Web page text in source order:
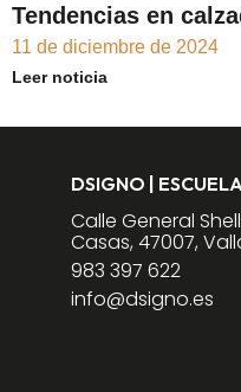
Tendencias en
11 de diciembre de 2024
Leer noticia
DSIGNO |
Calle General
Casas, 47007,
983 397 622
info@dsigno.es